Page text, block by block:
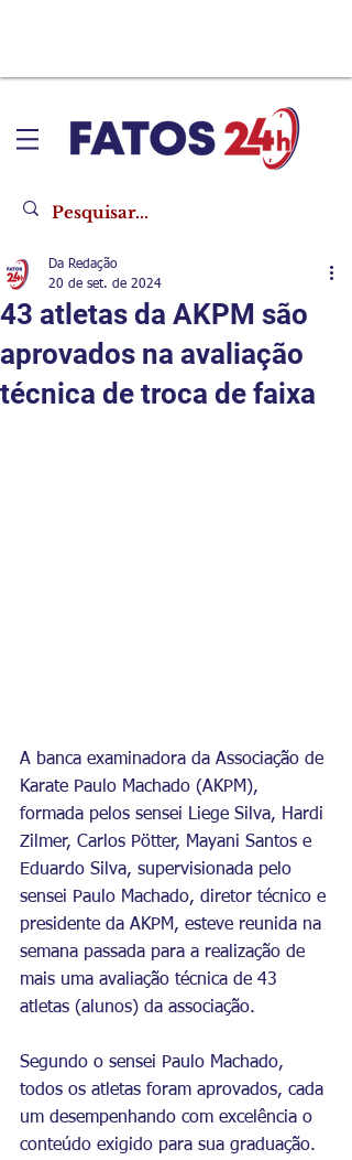
43 atletas da AKPM são
aprovados na avaliação
técnica de troca de faixa
Da Redação
20 de set. de 2024
A banca examinadora da Associação de
Karate Paulo Machado (AKPM),
formada pelos sensei Liege Silva, Hardi
Zilmer, Carlos Pötter, Mayani Santos e
Eduardo Silva, supervisionada pelo
sensei Paulo Machado, diretor técnico e
presidente da AKPM, esteve reunida na
semana passada para a realização de
mais uma avaliação técnica de 43
atletas (alunos) da associação.
Segundo o sensei Paulo Machado,
todos os atletas foram aprovados, cada
um desempenhando com excelência o
conteúdo exigido para sua graduação.